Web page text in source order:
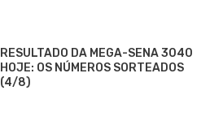
RESULTADO DA MEGA-SENA 3040
HOJE: OS NÚMEROS SORTEADOS
(4/8)